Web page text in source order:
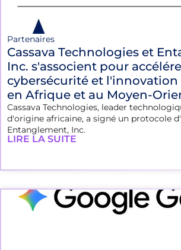
Partenaires
Cassava Technologies et
Inc. s'associent pour
cybersécurité et
en Afrique et au Moyen-
Cassava Technologies, leader
d'origine africaine, a signé un protocole
Entanglement, Inc.
LIRE LA SUITE